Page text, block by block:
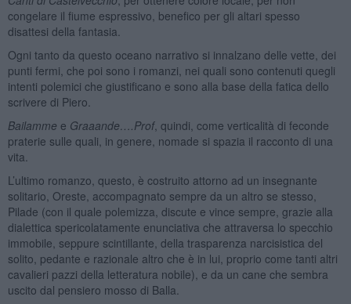
congelare il fiume espressivo, benefico per gli altari spesso
disattesi della fantasia.
Ogni tanto da questo oceano narrativo si innalzano delle vette, dei
punti fermi, che poi sono i romanzi, nei quali sono contenuti quegli
intenti polemici che giustificano e sono alla base della fatica dello
scrivere di Piero.
Bailamme e Graaande….Prof, quindi, come verticalità di feconde
praterie sulle quali, in genere, nomade si spazia il racconto di una
vita.
L’ultimo romanzo, questo, è costruito attorno ad un insegnante
solitario, Oreste, accompagnato sempre da un altro se stesso,
Pilade (con il quale polemizza, discute e vince sempre, grazie alla
dialettica spericolatamente enunciativa che attraversa lo specchio
immobile, seppure scintillante, della trasparenza narcisistica del
solito, pedante e razionale altro che è in lui, proprio come tanti altri
cavalieri pazzi della letteratura nobile), e da un cane che sembra
uscito dal pensiero mosso di Balla.